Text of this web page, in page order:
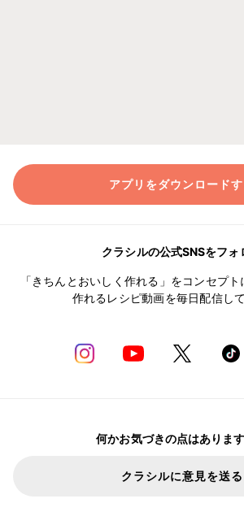
アプリをダウンロードす
クラシルの公式SNSをフォ
「きちんとおいしく作れる」をコンセプト
作れるレシピ動画を毎日配信して
何かお気づきの点はありま
クラシルに意見を送る